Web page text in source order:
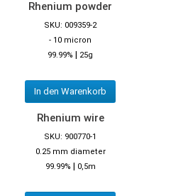
Rhenium powder
SKU: 009359-2
- 10 micron
99.99% | 25g
In den Warenkorb
Rhenium wire
SKU: 900770-1
0.25 mm diameter
99.99% | 0,5m